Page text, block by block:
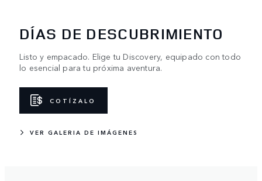
DÍAS DE DESCUBRIMIENTO
Listo y empacado. Elige tu Discovery, equipado con todo
lo esencial para tu próxima aventura.
COTÍZALO
VER GALERIA DE IMÁGENES